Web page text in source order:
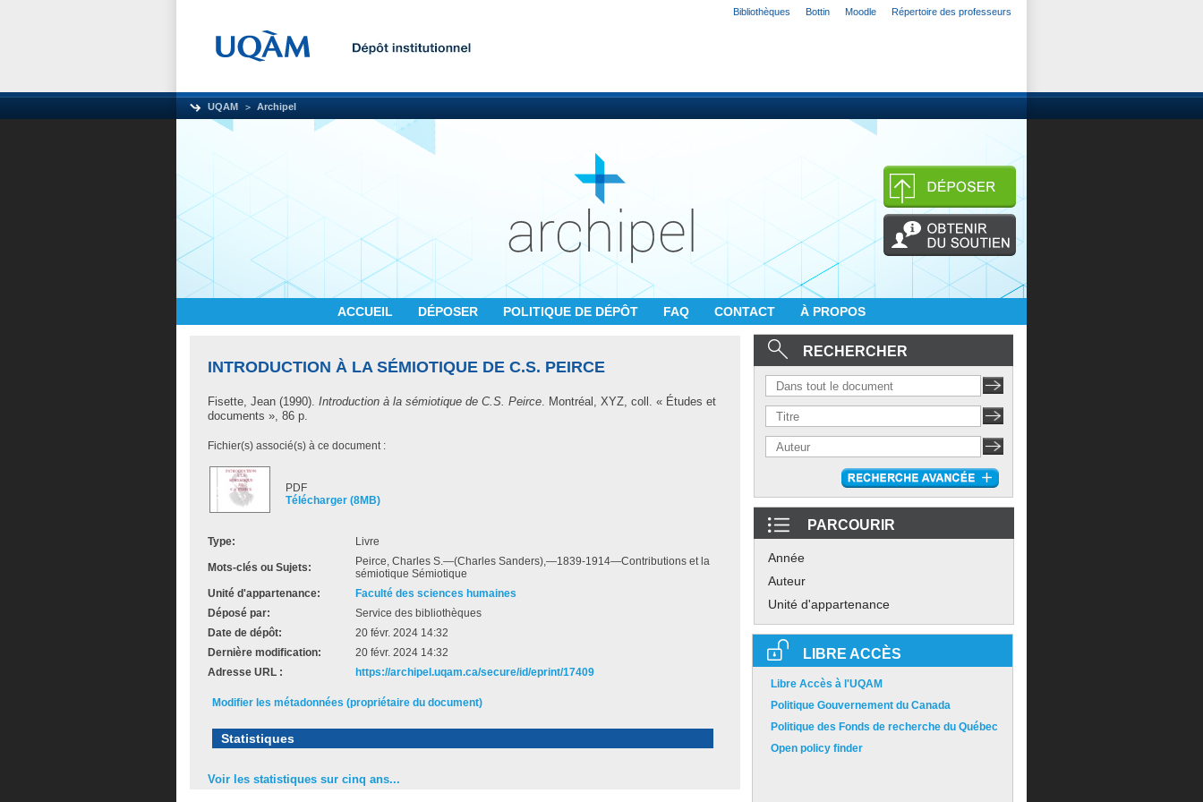
Bibliothèques Bottin Moodle Répertoire des professeurs
UQAM Archipel
ACCUEIL DÉPOSER POLITIQUE DE DÉPÔT FAQ CONTACT À PROPOS
INTRODUCTION À LA SÉMIOTIQUE DE C.S. PEIRCE
Fisette, Jean (1990). Introduction à la sémiotique de C.S. Peirce. Montréal, XYZ, coll. « Études et
documents », 86 p.
Fichier(s) associé(s) à ce document :
PDF
Télécharger (8MB)
Type: Livre
Mots-clés ou Sujets:
Peirce, Charles S.—(Charles Sanders),—1839-1914—Contributions et la
sémiotique Sémiotique
Unité d'appartenance:
Faculté des sciences humaines
Déposé par:
Service des bibliothèques
Date de dépôt:
20 févr. 2024 14:32
Dernière modification:
20 févr. 2024 14:32
Adresse URL :
https://archipel.uqam.ca/secure/id/eprint/17409
Modifier les métadonnées (propriétaire du document)
Statistiques
Voir les statistiques sur cinq ans...
RECHERCHER
PARCOURIR
Année
Auteur
Unité d'appartenance
LIBRE ACCÈS
Libre Accès à l'UQAM
Politique Gouvernement du Canada
Politique des Fonds de recherche du Québec
Open policy finder